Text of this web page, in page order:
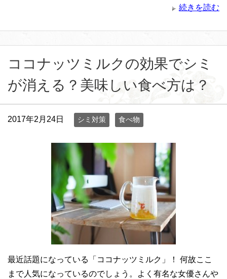
続きを読む
ココナッツミルクの効果でシミ
が消える？美味しい食べ方は？
2017年2月24日 シミ対策 食べ物
最近話題になっている「ココナッツミルク」！ 何故ここ
まで人気になっているのでしょう。よく有名な女優さんや